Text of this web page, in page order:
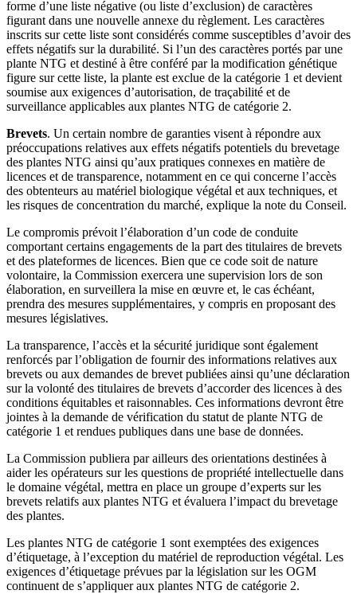
forme d’une liste négative (ou liste d’exclusion) de caractères
figurant dans une nouvelle annexe du règlement. Les caractères
inscrits sur cette liste sont considérés comme susceptibles d’avoir des
effets négatifs sur la durabilité. Si l’un des caractères portés par une
plante NTG et destiné à être conféré par la modification génétique
figure sur cette liste, la plante est exclue de la catégorie 1 et devient
soumise aux exigences d’autorisation, de traçabilité et de
surveillance applicables aux plantes NTG de catégorie 2.
Brevets. Un certain nombre de garanties visent à répondre aux
préoccupations relatives aux effets négatifs potentiels du brevetage
des plantes NTG ainsi qu’aux pratiques connexes en matière de
licences et de transparence, notamment en ce qui concerne l’accès
des obtenteurs au matériel biologique végétal et aux techniques, et
les risques de concentration du marché, explique la note du Conseil.
Le compromis prévoit l’élaboration d’un code de conduite
comportant certains engagements de la part des titulaires de brevets
et des plateformes de licences. Bien que ce code soit de nature
volontaire, la Commission exercera une supervision lors de son
élaboration, en surveillera la mise en œuvre et, le cas échéant,
prendra des mesures supplémentaires, y compris en proposant des
mesures législatives.
La transparence, l’accès et la sécurité juridique sont également
renforcés par l’obligation de fournir des informations relatives aux
brevets ou aux demandes de brevet publiées ainsi qu’une déclaration
sur la volonté des titulaires de brevets d’accorder des licences à des
conditions équitables et raisonnables. Ces informations devront être
jointes à la demande de vérification du statut de plante NTG de
catégorie 1 et rendues publiques dans une base de données.
La Commission publiera par ailleurs des orientations destinées à
aider les opérateurs sur les questions de propriété intellectuelle dans
le domaine végétal, mettra en place un groupe d’experts sur les
brevets relatifs aux plantes NTG et évaluera l’impact du brevetage
des plantes.
Les plantes NTG de catégorie 1 sont exemptées des exigences
d’étiquetage, à l’exception du matériel de reproduction végétal. Les
exigences d’étiquetage prévues par la législation sur les OGM
continuent de s’appliquer aux plantes NTG de catégorie 2.